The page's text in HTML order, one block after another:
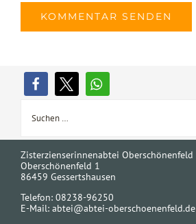
Zisterzienserinnenabtei Oberschönenfeld
Oberschönenfeld 1
86459 Gessertshausen
Telefon: 08238-96250
E-Mail: abtei@abtei-oberschoenenfeld.de